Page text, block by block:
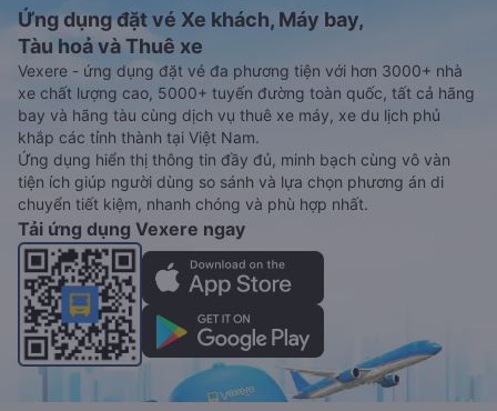
Ứng dụng đặt vé Xe khách, Máy bay,
Tàu hoả và Thuê xe
Vexere - ứng dụng đặt vé đa phương tiện với hơn 3000+ nhà
xe chất lượng cao, 5000+ tuyến đường toàn quốc, tất cả hãng
bay và hãng tàu cùng dịch vụ thuê xe máy, xe du lịch phủ
khắp các tỉnh thành tại Việt Nam.
Ứng dụng hiển thị thông tin đầy đủ, minh bạch cùng vô vàn
tiện ích giúp người dùng so sánh và lựa chọn phương án di
chuyển tiết kiệm, nhanh chóng và phù hợp nhất.
Tải ứng dụng Vexere ngay